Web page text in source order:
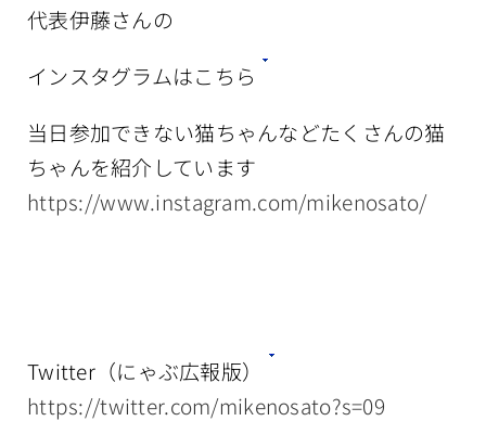
代表伊藤さんの
インスタグラムはこちら
当日参加できない猫ちゃんなどたくさんの猫
ちゃんを紹介しています
https://www.instagram.com/mikenosato/
Twitter（にゃぶ広報版）
https://twitter.com/mikenosato?s=09